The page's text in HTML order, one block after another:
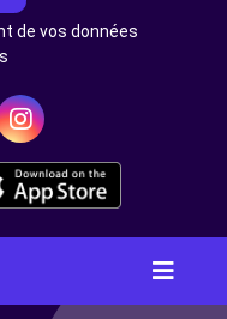
de vos données